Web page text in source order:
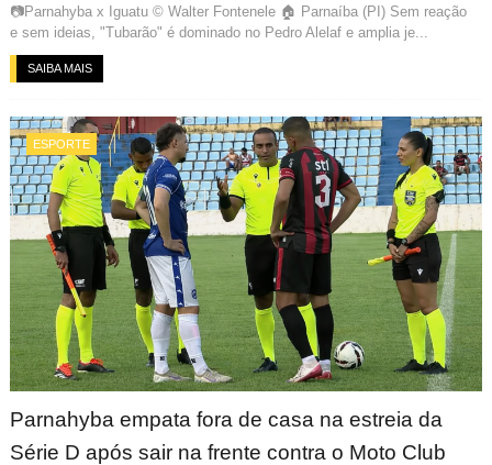
📷Parnahyba x Iguatu © Walter Fontenele 🏠 Parnaíba (PI) Sem reação
e sem ideias, "Tubarão" é dominado no Pedro Alelaf e amplia je...
SAIBA MAIS
ESPORTE
Parnahyba empata fora de casa na estreia da
Série D após sair na frente contra o Moto Club